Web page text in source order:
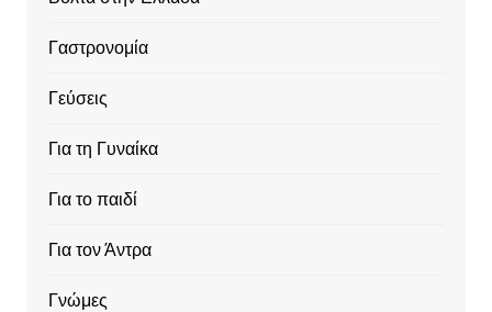
Γαστρονομία
Γεύσεις
Για τη Γυναίκα
Για το παιδί
Για τον Άντρα
Γνώμες